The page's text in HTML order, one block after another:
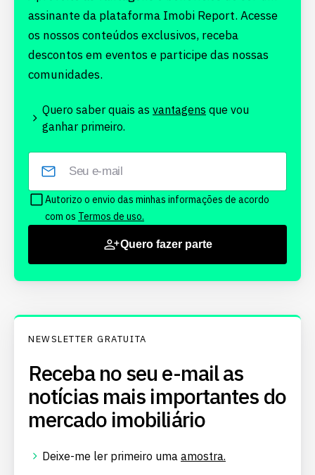
assinante da plataforma Imobi Report. Acesse
os nossos conteúdos exclusivos, receba
descontos em eventos e participe das nossas
comunidades.
Quero saber quais as vantagens que vou
ganhar primeiro.
Autorizo o envio das minhas informações de acordo
com os Termos de uso.
Quero fazer parte
NEWSLETTER GRATUITA
Receba no seu e-mail as
notícias mais importantes do
mercado imobiliário
Deixe-me ler primeiro uma amostra.